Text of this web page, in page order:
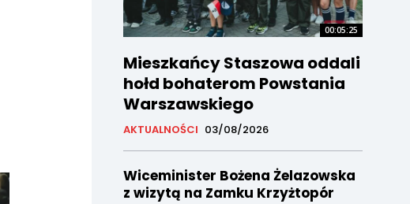
00:05:25
Mieszkańcy Staszowa oddali
hołd bohaterom Powstania
Warszawskiego
AKTUALNOŚCI 03/08/2026
Wiceminister Bożena Żelazowska
z wizytą na Zamku Krzyżtopór